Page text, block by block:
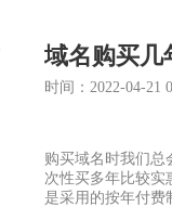
域名购买几
时间：2022-04-21
购买域名时我们总
次性买多年比较实
是采用的按年付费